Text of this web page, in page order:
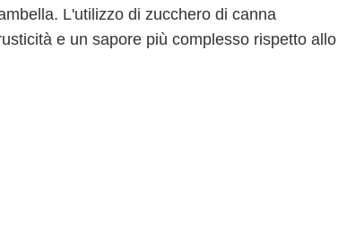
L'utilizzo di zucchero di canna
e un sapore più complesso rispetto allo